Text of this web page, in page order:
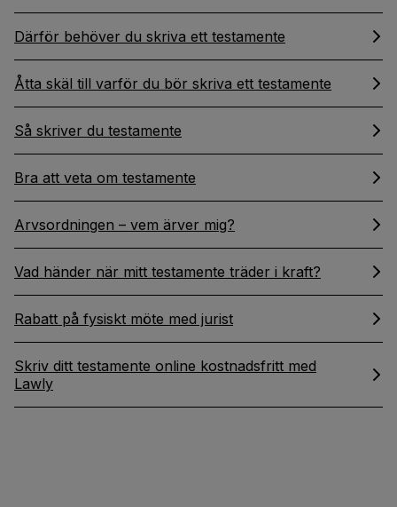
Därför behöver du skriva ett testamente
Åtta skäl till varför du bör skriva ett testamente
Så skriver du testamente
Bra att veta om testamente
Arvsordningen – vem ärver mig?
Vad händer när mitt testamente träder i kraft?
Rabatt på fysiskt möte med jurist
Skriv ditt testamente online kostnadsfritt med
Lawly